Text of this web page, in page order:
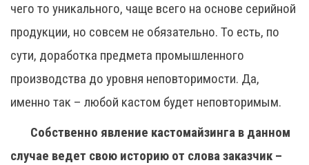
чего то уникального, чаще всего на основе серийной
продукции, но совсем не обязательно. То есть, по
сути, доработка предмета промышленного
производства до уровня неповторимости. Да,
именно так – любой кастом будет неповторимым.
Собственно явление кастомайзинга в данном
случае ведет свою историю от слова заказчик –